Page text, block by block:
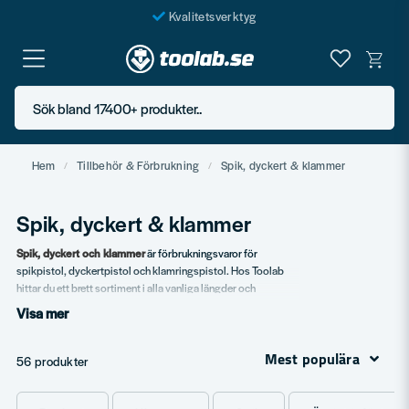
Kvalitetsverktyg
Fraktfritt över 999 SEK*
En järnhandel för alla
Butik i Göteborg
Sök bland 17400+ produkter..
Hem Tillbehör & Förbrukning Spik, dyckert & klammer
Spik, dyckert & klammer
Spik, dyckert och klammerär förbrukningsvaror för
spikpistol, dyckertpistol och klamringspistol. Hos Toolab
hittar du ett brett sortiment i alla vanliga längder och
dimensioner för proffs och seriösa hemmafixare. Vi använder
själva produkterna dagligen och vet vilka kvaliteter som
Visa mer
56 produkter Mest populära